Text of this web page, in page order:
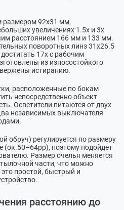
размером 92х31 мм,
увеличениях 1.5х и 3х
расстоянием 166 мм и 133 мм.
поворотных линз 31х26.5
17х с рабочим
из износостойкого
истиранию.
расположенные по бокам
непосредственно объект
Осветители питаются от двух
независимых выключателя
обруч) регулируется по размеру
(ок.50–64рр), поэтому подойдет
Размер очелья меняется
части, что можно
простой, быстрый и
расстоянию до